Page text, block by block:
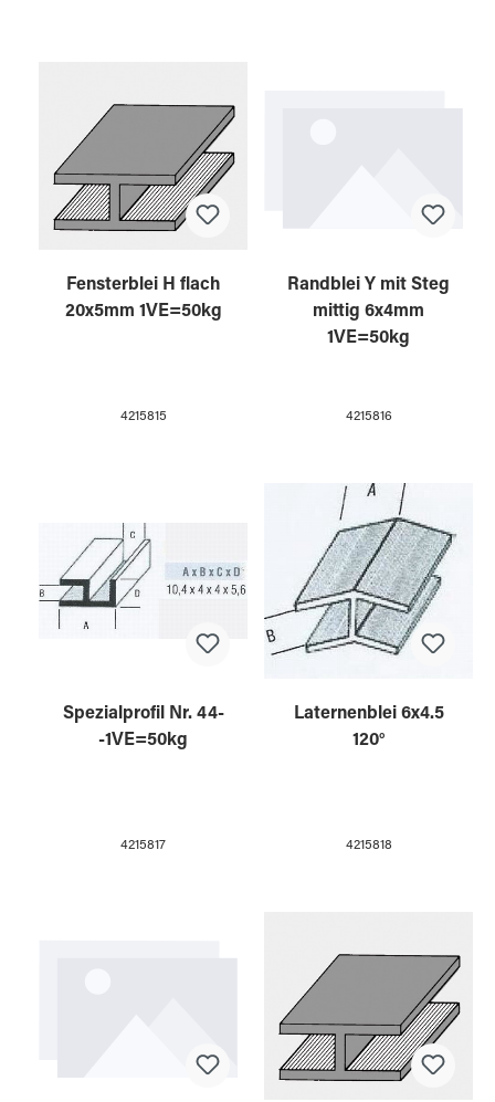
Fensterblei H flach
20x5mm 1VE=50kg
4215815
Randblei Y mit Steg
mittig 6x4mm
1VE=50kg
4215816
Spezialprofil Nr. 44-
-1VE=50kg
4215817
Laternenblei 6x4.5
120°
4215818